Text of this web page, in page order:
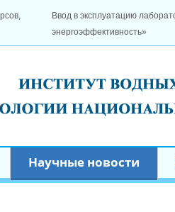
«энергетика, ресурсы и
Научные новости